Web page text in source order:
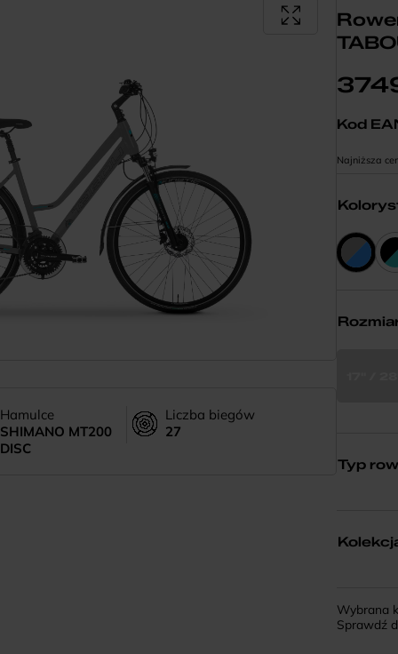
Hamulce
SHIMANO MT200
DISC
Liczba biegów
27
Kod
Najniższa
Typ
Wybrana
Sprawdź